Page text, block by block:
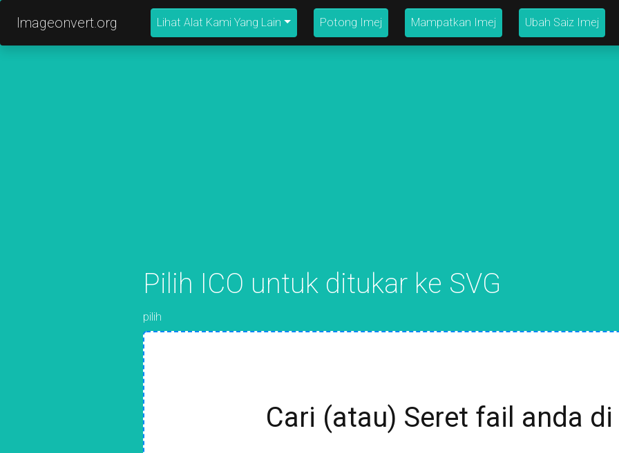
Imageonvert.org Lihat Alat Kami Yang Lain Potong Imej Mampatkan Imej Ubah Saiz Imej
Pilih ICO untuk ditukar ke SVG
pilih
Cari (atau) Seret fail anda